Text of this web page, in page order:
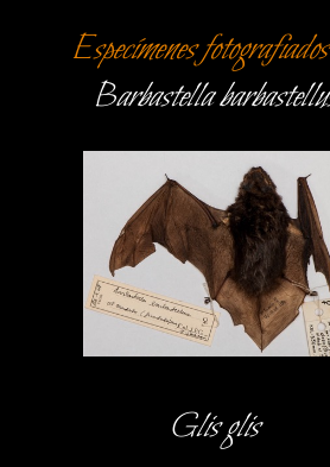
Especímenes
Barbastella
Glis glis